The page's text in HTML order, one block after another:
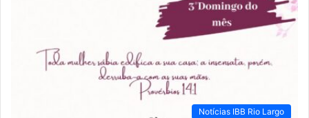
Notícias IBB Rio Largo